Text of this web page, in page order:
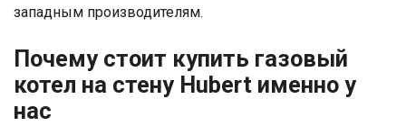
западным производителям.
Почему стоит купить газовый
котел на стену Hubert именно у
нас